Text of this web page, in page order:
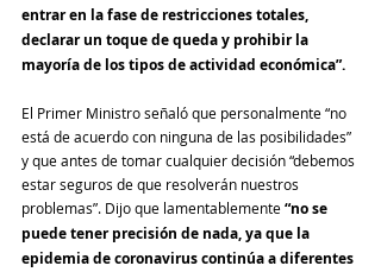
entrar en la fase de restricciones totales,
declarar un toque de queda y prohibir la
mayoría de los tipos de actividad económica”.
El Primer Ministro señaló que personalmente “no
está de acuerdo con ninguna de las posibilidades”
y que antes de tomar cualquier decisión “debemos
estar seguros de que resolverán nuestros
problemas”. Dijo que lamentablemente “no se
puede tener precisión de nada, ya que la
epidemia de coronavirus continúa a diferentes